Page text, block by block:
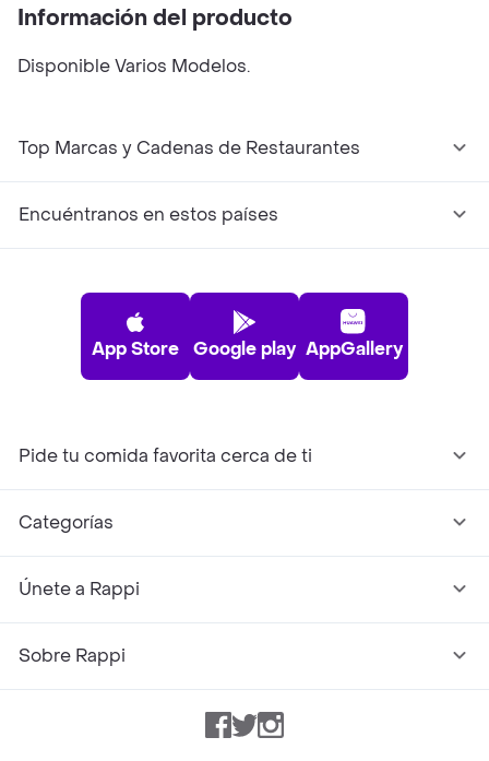
Información del producto
Disponible Varios Modelos.
Top Marcas y Cadenas de Restaurantes
Encuéntranos en estos países
App Store Google play AppGallery
Pide tu comida favorita cerca de ti
Categorías
Únete a Rappi
Sobre Rappi
Facebook
TwitterInstagram